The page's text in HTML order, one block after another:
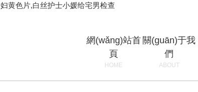
黄色片,白丝护士小媛给宅男检查
網(wǎng)站首
頁
HOME
關(guān)于我
們
ABOUT